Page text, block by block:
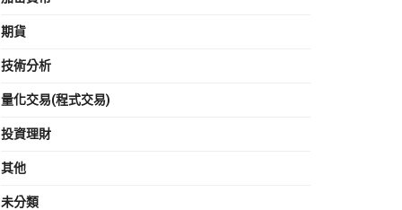
期貨
技術分析
量化交易(程式交易)
投資理財
其他
未分類